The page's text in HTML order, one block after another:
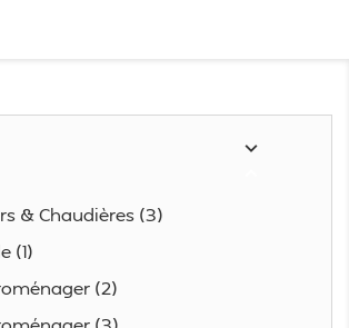

& Chaudières (3)
(1)
(2)